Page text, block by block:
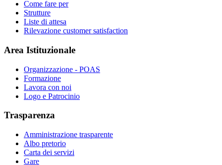
Come fare per
Strutture
Liste di attesa
Rilevazione customer satisfaction
Area Istituzionale
Organizzazione - POAS
Formazione
Lavora con noi
Logo e Patrocinio
Trasparenza
Amministrazione trasparente
Albo pretorio
Carta dei servizi
Gare